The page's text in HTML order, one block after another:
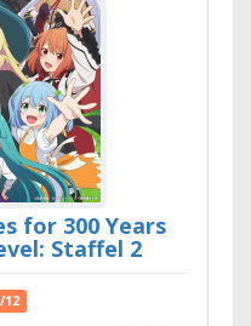
for 300 Years
Staffel 2
12